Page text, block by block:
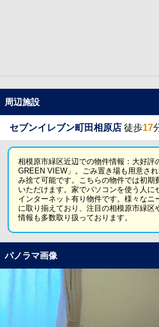
周辺施設
セブンイレブン町田相原店 徒歩17
相模原市緑区近辺での物件情報：大好評
GREEN VIEW」。ごみ置き場も用意さ
み捨て可能です。こちらの物件では初期
いただけます。家でパソコンを使う人に
インターネット有り物件です。様々なニ
に取り揃えており、注目の相模原市緑区
情報も多数取り扱っております。
パノラマ画像